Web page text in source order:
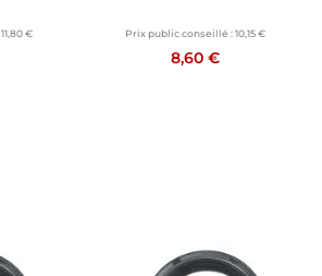
11,80 € Prix public conseillé : 10,15 €
8,60 €